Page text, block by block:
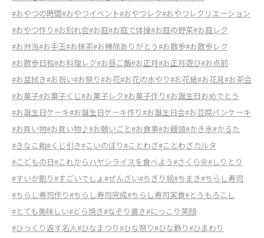
#おやつの時間#おやつイベント#おやつレク#おやつレクリエーション
#おやつ作り#お別れ会#お庭#お庭で体操#お庭の野菜#お庭レク
#お弁当#お手玉#お抹茶#お掃除ありがとう#お散歩#お散歩レク
#お散歩日和#お料理レク#お昼ご飯#お正月#お正月遊び#お点前
#お盆拭き#お祝い#お祭り#お花#お花の水やり#お花紙#お花見#お茶会
#お菓子#お菓子くじ#お菓子レク#お菓子作り#お誕生日おめでとう
#お誕生日ケーキ#お誕生日ケーキ作り#お誕生日会#お豆腐パンケーキ
#お買い物#お買い物♪#お願いごと#お食事#お饅頭#かき氷#かるた
#きなこ飴#くじ引き#こいのぼり#ことわざ#ことわざカルタ
#こどもの日#これからハヤシライスを食べよう#さくら🌸#しりとり
#すいか割り#すごいでしょ#ぜんざい#ちぎり絵#ちまき#ちらし寿司
#ちらし寿司作り#ちらし寿司完成#ちらし寿司実食#とうもろこし
#とても美味しい#どら焼き#なぞり書き#にっこり笑顔
#ひっくり返す名人#ひなまつり#ひな祭り#ひな飾り#ひまわり